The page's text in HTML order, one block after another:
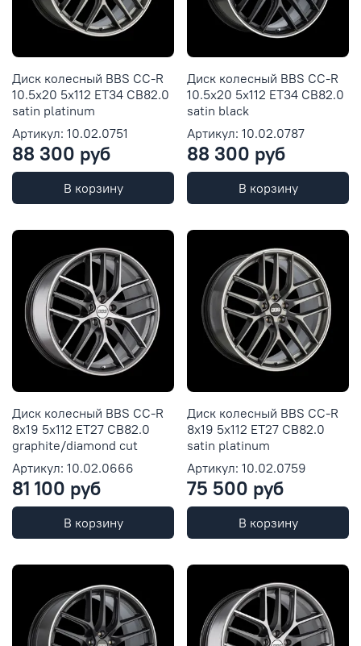
Диск колесный BBS CC-R
10.5x20 5x112 ET34 CB82.0
satin platinum
Артикул: 10.02.0751
88 300 руб
В корзину
Диск колесный BBS CC-R
10.5x20 5x112 ET34 CB82.0
satin black
Артикул: 10.02.0787
88 300 руб
В корзину
Диск колесный BBS CC-R
8x19 5x112 ET27 CB82.0
graphite/diamond cut
Артикул: 10.02.0666
81 100 руб
В корзину
Диск колесный BBS CC-R
8x19 5x112 ET27 CB82.0
satin platinum
Артикул: 10.02.0759
75 500 руб
В корзину